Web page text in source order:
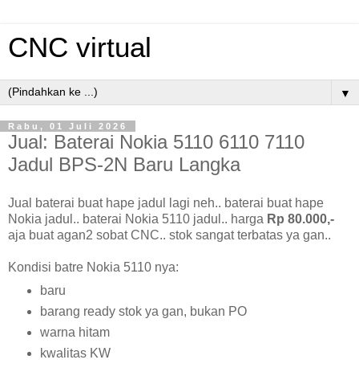
CNC virtual
▼
Rabu, 01 Juli 2026
Jual: Baterai Nokia 5110 6110 7110
Jadul BPS-2N Baru Langka
Jual baterai buat hape jadul lagi neh.. baterai buat hape
Nokia jadul.. baterai Nokia 5110 jadul.. harga Rp 80.000,-
aja buat agan2 sobat CNC.. stok sangat terbatas ya gan..
Kondisi batre Nokia 5110 nya:
baru
barang ready stok ya gan, bukan PO
warna hitam
kwalitas KW